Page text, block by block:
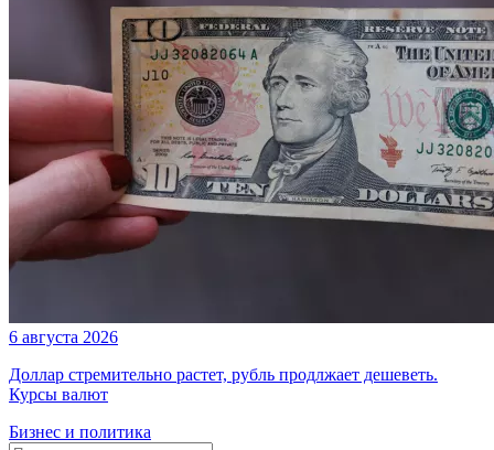
6 августа 2026
Доллар стремительно растет, рубль продлжает дешеветь.
Курсы валют
Бизнес и политика